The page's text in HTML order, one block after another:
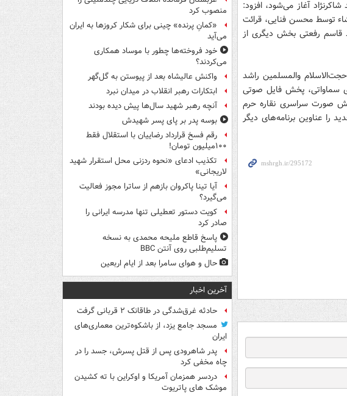
آغاز می‌شود، افزود:
توسط محسن فنایی، قرائت
قاسم رفعتی بخش دیگری از
والمسلمین راشد
سماواتی، پخش فایل صوتی
صورت سراسری نقاره حرم
را عناوین برنامه‌های دیگر
منصوب کرد
«کمانِ پرنده» چینی برای شکار کروزها به ایران
می‌آید
خود فروخته‌ها چطور با موساد همکاری
می‌کردند؟
واکنش عالیشاه بعد از پیوستن به گل‌گهر
ابتکارات رهبر انقلاب در میدان نبرد
آنچه رهبر شهید سال‌ها پیش دیده بودند
بوسه‌ پدر بر پای پسر شهیدش
رقم فسخ قرارداد رضاییان با استقلال فقط
۱۰۰میلیون تومان!
تکذیب ادعای «نحوه ردزنی محل استقرار شهید
لاریجانی»
آیا تینا پاکروان بازهم از ساترا مجوز فعالیت
می‌گیرد؟
کویت دستور تعطیلی تنها مدرسه ایرانی را
صادر کرد
پاسخ قاطع ملیحه محمدی به نسخه
تسلیم‌طلبی روی آنتن BBC
حال و هوای سامرا بعد از ایام اربعین
آخرین اخبار
حادثه غرق‌شدگی در طاقانک ۲ قربانی گرفت
مسجد جامع یزد، از باشکوه‌ترین معماری‌های
ایران
پدر شاهرودی پس از قتل پسرش، جسد را در
چاه مخفی کرد
دردسر همزمان آمریکا و اوکراین با ته کشیدن
موشک های پاتریوت